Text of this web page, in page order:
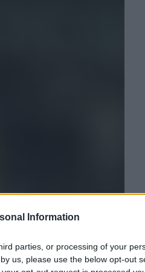
Information
parties, or processing of your
us, please use the below opt-out
ο Ζοάο Πέδρο
στην Ελλάδα